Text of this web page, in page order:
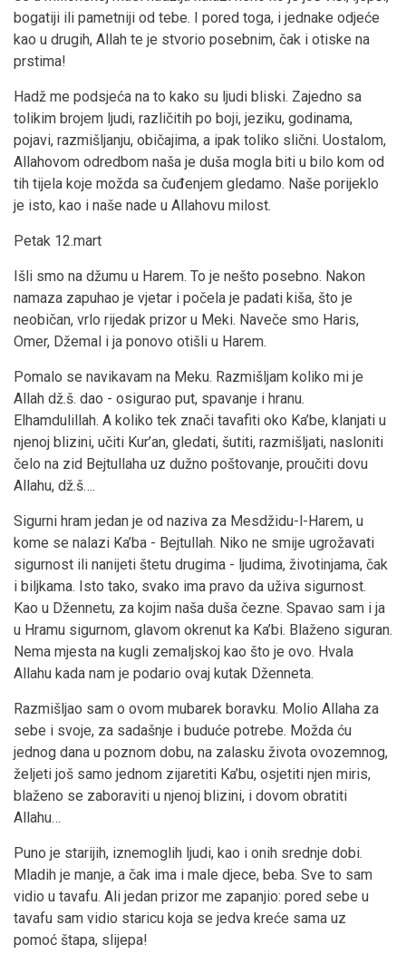
bogatiji ili pametniji od tebe. I pored toga, i jednake odjeće
kao u drugih, Allah te je stvorio posebnim, čak i otiske na
prstima!
Hadž me podsjeća na to kako su ljudi bliski. Zajedno sa
tolikim brojem ljudi, različitih po boji, jeziku, godinama,
pojavi, razmišljanju, običajima, a ipak toliko slični. Uostalom,
Allahovom odredbom naša je duša mogla biti u bilo kom od
tih tijela koje možda sa čuđenjem gledamo. Naše porijeklo
je isto, kao i naše nade u Allahovu milost.
Petak 12.mart
Išli smo na džumu u Harem. To je nešto posebno. Nakon
namaza zapuhao je vjetar i počela je padati kiša, što je
neobičan, vrlo rijedak prizor u Meki. Naveče smo Haris,
Omer, Džemal i ja ponovo otišli u Harem.
Pomalo se navikavam na Meku. Razmišljam koliko mi je
Allah dž.š. dao - osigurao put, spavanje i hranu.
Elhamdulillah. A koliko tek znači tavafiti oko Ka’be, klanjati u
njenoj blizini, učiti Kur’an, gledati, šutiti, razmišljati, nasloniti
čelo na zid Bejtullaha uz dužno poštovanje, proučiti dovu
Allahu, dž.š….
Sigurni hram jedan je od naziva za Mesdžidu-l-Harem, u
kome se nalazi Ka’ba - Bejtullah. Niko ne smije ugrožavati
sigurnost ili nanijeti štetu drugima - ljudima, životinjama, čak
i biljkama. Isto tako, svako ima pravo da uživa sigurnost.
Kao u Džennetu, za kojim naša duša čezne. Spavao sam i ja
u Hramu sigurnom, glavom okrenut ka Ka’bi. Blaženo siguran.
Nema mjesta na kugli zemaljskoj kao što je ovo. Hvala
Allahu kada nam je podario ovaj kutak Dženneta.
Razmišljao sam o ovom mubarek boravku. Molio Allaha za
sebe i svoje, za sadašnje i buduće potrebe. Možda ću
jednog dana u poznom dobu, na zalasku života ovozemnog,
željeti još samo jednom zijaretiti Ka’bu, osjetiti njen miris,
blaženo se zaboraviti u njenoj blizini, i dovom obratiti
Allahu…
Puno je starijih, iznemoglih ljudi, kao i onih srednje dobi.
Mladih je manje, a čak ima i male djece, beba. Sve to sam
vidio u tavafu. Ali jedan prizor me zapanjio: pored sebe u
tavafu sam vidio staricu koja se jedva kreće sama uz
pomoć štapa, slijepa!